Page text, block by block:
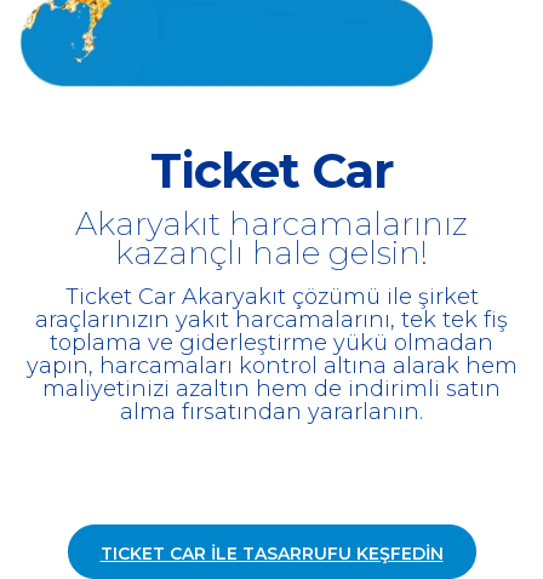
Ticket Car
Akaryakıt harcamalarınız
kazançlı hale gelsin!
Ticket Car Akaryakıt çözümü ile şirket
araçlarınızın yakıt harcamalarını, tek tek fiş
toplama ve giderleştirme yükü olmadan
yapın, harcamaları kontrol altına alarak hem
maliyetinizi azaltın hem de indirimli satın
alma fırsatından yararlanın.
TICKET CAR İLE TASARRUFU KEŞFEDİN